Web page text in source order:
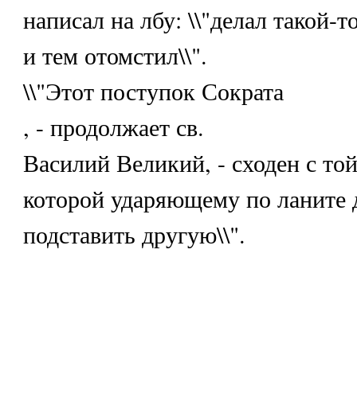
написал на лбу: \\"делал такой-
и тем отомстил\\".
\\"Этот поступок Сократа
, - продолжает св.
Василий Великий, - сходен с
которой ударяющему по
подставить другую\\".